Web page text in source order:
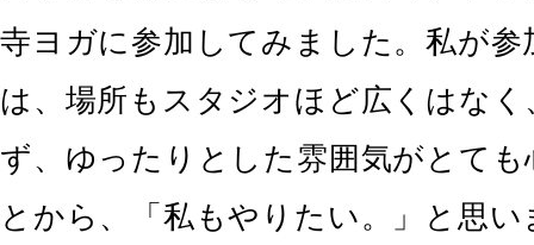
寺ヨガに参加してみました。私が
は、場所もスタジオほど広くはな
ず、ゆったりとした雰囲気がとて
とから、「私もやりたい。」と思い